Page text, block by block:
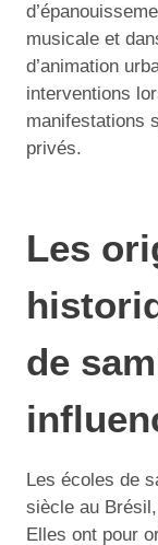
musicale et
d’animation
interventions
manifestations
privés.
Les
de
Les écoles de
siècle au
Elles ont pour